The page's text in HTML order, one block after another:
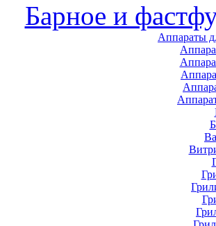
Барное и
Аппараты